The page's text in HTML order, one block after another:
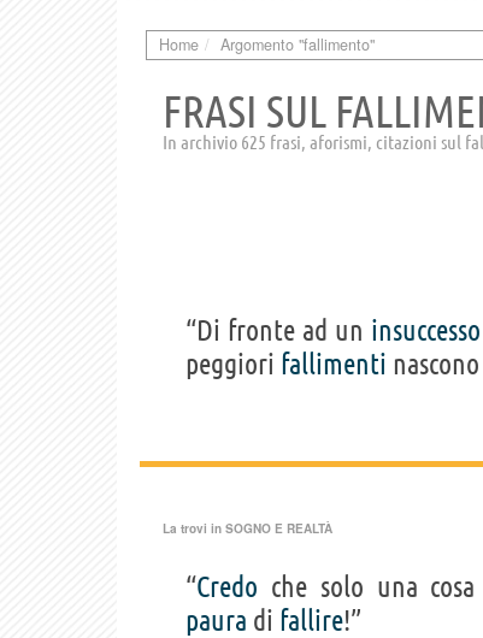
Home Argomento "fallimento"
FRASI SUL
In archivio 625 frasi, aforismi, citazioni sul
“Di fronte ad un insuccesso
peggiori fallimenti
La trovi in SOGNO E REALTÀ
“Credo che solo una
paura di fallire!”